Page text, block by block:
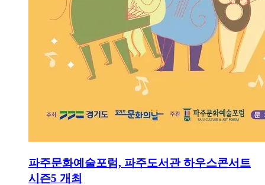
파주문화예술포럼, 파주도서관 하우스콘서트
시즌5 개최